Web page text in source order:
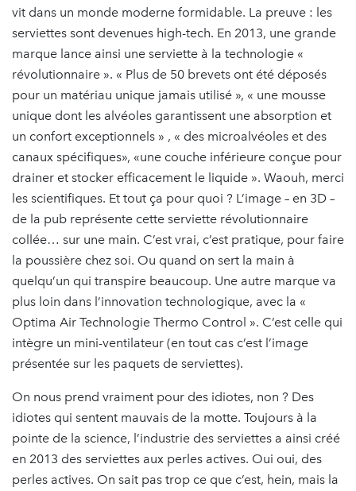
vit dans un monde moderne formidable. La preuve : les
serviettes sont devenues high-tech. En 2013, une grande
marque lance ainsi une serviette à la technologie «
révolutionnaire ». « Plus de 50 brevets ont été déposés
pour un matériau unique jamais utilisé », « une mousse
unique dont les alvéoles garantissent une absorption et
un confort exceptionnels » , « des microalvéoles et des
canaux spécifiques», «une couche inférieure conçue pour
drainer et stocker efficacement le liquide ». Waouh, merci
les scientifiques. Et tout ça pour quoi ? L’image – en 3D –
de la pub représente cette serviette révolutionnaire
collée… sur une main. C’est vrai, c’est pratique, pour faire
la poussière chez soi. Ou quand on sert la main à
quelqu’un qui transpire beaucoup. Une autre marque va
plus loin dans l’innovation technologique, avec la «
Optima Air Technologie Thermo Control ». C’est celle qui
intègre un mini-ventilateur (en tout cas c’est l’image
présentée sur les paquets de serviettes).
On nous prend vraiment pour des idiotes, non ? Des
idiotes qui sentent mauvais de la motte. Toujours à la
pointe de la science, l’industrie des serviettes a ainsi créé
en 2013 des serviettes aux perles actives. Oui oui, des
perles actives. On sait pas trop ce que c’est, hein, mais la